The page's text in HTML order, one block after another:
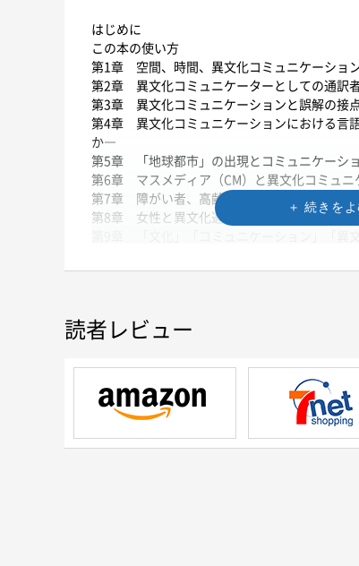
はじめに
この本の使い方
第1章 空間、時間、異文化コミュニケーショ
第2章 異文化コミュニケーターとしての通訳
第3章 異文化コミュニケーションと誤解の接
第4章 異文化コミュニケーションにおける言
か―
第5章 「地球都市」の出現とコミュニケーシ
第6章 マスメディア（CM）と異文化コミュニ
第7章 障がい者、高齢者とのコミュニケーショ
第8章 女性と異文化適応―日本人母親の場合
読者レビュー